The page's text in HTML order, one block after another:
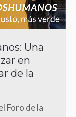
Una
en
de la
Foro de la